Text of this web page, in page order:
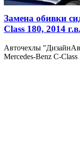
Замена обивки
Class 180, 2014 г.в.
Авточехлы
Mercedes-Benz C-Class